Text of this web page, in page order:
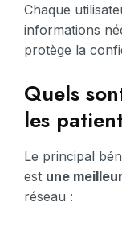
Chaque
informations
protège la
Quels
les
Le principal
est une
réseau :